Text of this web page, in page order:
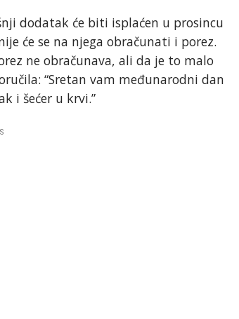
dodatak će biti isplaćen u prosincu
će se na njega obračunati i porez.
ne obračunava, ali da je to malo
“Sretan vam međunarodni dan
i šećer u krvi.”